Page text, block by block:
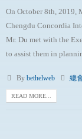
On October 8th, 2019,
Chengdu Concordia
Mr. Du met with the
to assist them in
By bethelweb 總
READ MORE...